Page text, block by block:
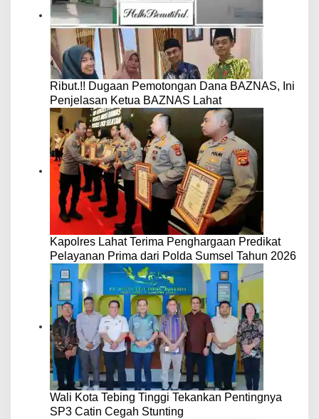
Ribut.!! Dugaan Pemotongan Dana BAZNAS, Ini
Penjelasan Ketua BAZNAS Lahat
Kapolres Lahat Terima Penghargaan Predikat
Pelayanan Prima dari Polda Sumsel Tahun 2026
Wali Kota Tebing Tinggi Tekankan Pentingnya
SP3 Catin Cegah Stunting